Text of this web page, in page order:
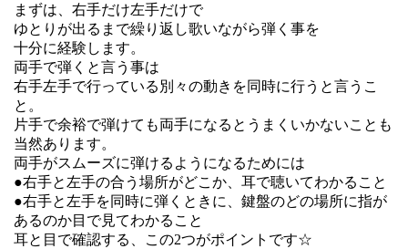
まずは、右手だけ左手だけで
ゆとりが出るまで繰り返し歌いながら弾く事を
十分に経験します。
両手で弾くと言う事は
右手左手で行っている別々の動きを同時に行うと言うこ
と。
片手で余裕で弾けても両手になるとうまくいかないことも
当然あります。
両手がスムーズに弾けるようになるためには
●右手と左手の合う場所がどこか、耳で聴いてわかること
●右手と左手を同時に弾くときに、鍵盤のどの場所に指が
あるのか目で見てわかること
耳と目で確認する、この2つがポイントです☆